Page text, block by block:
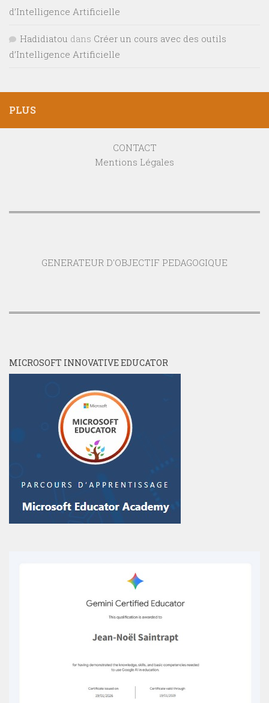
d’Intelligence Artificielle
Hadidiatou dans Créer un cours avec des outils
d’Intelligence Artificielle
PLUS
CONTACT
Mentions Légales
GENERATEUR D'OBJECTIF PEDAGOGIQUE
MICROSOFT INNOVATIVE EDUCATOR